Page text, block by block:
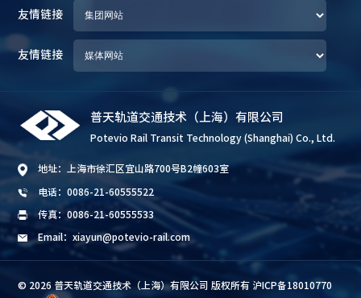
友情链接
友情链接
普天轨道交通技术（上海）有限公司
Potevio Rail Transit Technology (Shanghai) Co., Ltd.
地址：上海市徐汇区宜山路700号B2幢603室
电话：0086-21-60555522
传真：0086-21-60555533
Email：xiayun@potevio-rail.com
© 2026 普天轨道交通技术（上海）有限公司 版权所有 沪ICP备18010770